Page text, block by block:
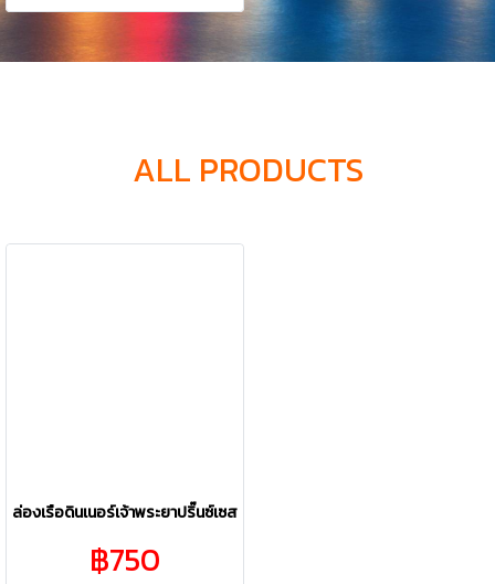
ALL PRODUCTS
ล่องเรือดินเนอร์เจ้าพระยาปริ๊นซ์เซส
฿750